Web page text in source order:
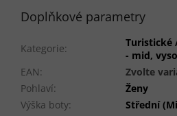
Doplňkové parametry
Kategorie:
Turistické
- mid,
EAN:
Zvolte
Pohlaví:
Ženy
Výška boty:
Střední